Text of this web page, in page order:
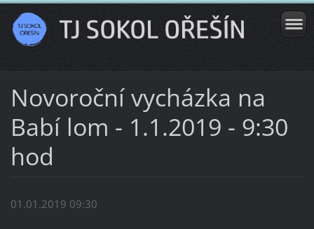
Novoroční vycházka na
Babí lom - 1.1.2019 - 9:30
hod
01.01.2019 09:30